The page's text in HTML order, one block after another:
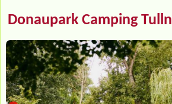
Donaupark Camping Tulln